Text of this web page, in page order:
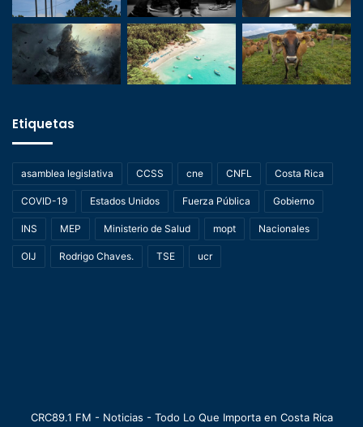
Etiquetas
asamblea legislativa CCSS cne CNFL Costa Rica
COVID-19 Estados Unidos Fuerza Pública Gobierno
INS MEP Ministerio de Salud mopt Nacionales
OIJ Rodrigo Chaves. TSE ucr
CRC89.1 FM - Noticias - Todo Lo Que Importa en Costa Rica